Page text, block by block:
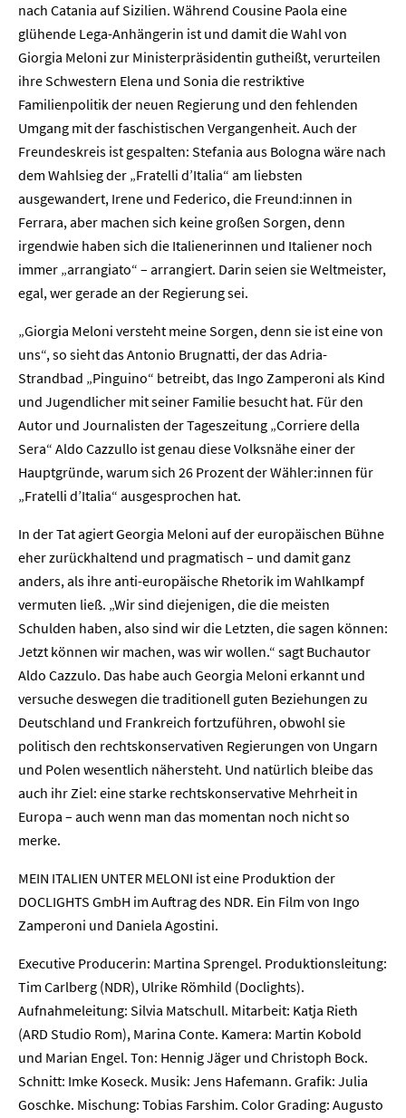
nach Catania auf Sizilien. Während Cousine Paola eine
glühende Lega-Anhängerin ist und damit die Wahl von
Giorgia Meloni zur Ministerpräsidentin gutheißt, verurteilen
ihre Schwestern Elena und Sonia die restriktive
Familienpolitik der neuen Regierung und den fehlenden
Umgang mit der faschistischen Vergangenheit. Auch der
Freundeskreis ist gespalten: Stefania aus Bologna wäre nach
dem Wahlsieg der „Fratelli d’Italia“ am liebsten
ausgewandert, Irene und Federico, die Freund:innen in
Ferrara, aber machen sich keine großen Sorgen, denn
irgendwie haben sich die Italienerinnen und Italiener noch
immer „arrangiato“ – arrangiert. Darin seien sie Weltmeister,
egal, wer gerade an der Regierung sei.
„Giorgia Meloni versteht meine Sorgen, denn sie ist eine von
uns“, so sieht das Antonio Brugnatti, der das Adria-
Strandbad „Pinguino“ betreibt, das Ingo Zamperoni als Kind
und Jugendlicher mit seiner Familie besucht hat. Für den
Autor und Journalisten der Tageszeitung „Corriere della
Sera“ Aldo Cazzullo ist genau diese Volksnähe einer der
Hauptgründe, warum sich 26 Prozent der Wähler:innen für
„Fratelli d’Italia“ ausgesprochen hat.
In der Tat agiert Georgia Meloni auf der europäischen Bühne
eher zurückhaltend und pragmatisch – und damit ganz
anders, als ihre anti-europäische Rhetorik im Wahlkampf
vermuten ließ. „Wir sind diejenigen, die die meisten
Schulden haben, also sind wir die Letzten, die sagen können:
Jetzt können wir machen, was wir wollen.“ sagt Buchautor
Aldo Cazzulo. Das habe auch Georgia Meloni erkannt und
versuche deswegen die traditionell guten Beziehungen zu
Deutschland und Frankreich fortzuführen, obwohl sie
politisch den rechtskonservativen Regierungen von Ungarn
und Polen wesentlich nähersteht. Und natürlich bleibe das
auch ihr Ziel: eine starke rechtskonservative Mehrheit in
Europa – auch wenn man das momentan noch nicht so
merke.
MEIN ITALIEN UNTER MELONI ist eine Produktion der
DOCLIGHTS GmbH im Auftrag des NDR. Ein Film von Ingo
Zamperoni und Daniela Agostini.
Executive Producerin: Martina Sprengel. Produktionsleitung:
Tim Carlberg (NDR), Ulrike Römhild (Doclights).
Aufnahmeleitung: Silvia Matschull. Mitarbeit: Katja Rieth
(ARD Studio Rom), Marina Conte. Kamera: Martin Kobold
und Marian Engel. Ton: Hennig Jäger und Christoph Bock.
Schnitt: Imke Koseck. Musik: Jens Hafemann. Grafik: Julia
Goschke. Mischung: Tobias Farshim. Color Grading: Augusto
Home
Unternehmen
Presse
Karriere
Kontakt
Newsletter Datenschutz Impressum